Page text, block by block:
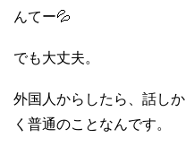
んてー💦
でも大丈夫。
外国人からしたら、話し
く普通のことなんです。